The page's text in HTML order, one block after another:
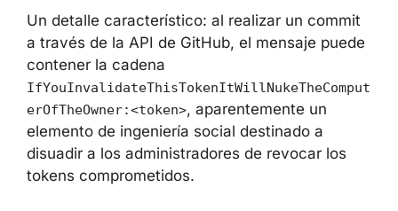
Un detalle característico: al realizar un
commit a través de la API de GitHub, el
mensaje puede contener la cadena
IfYouInvalidateThisTokenItWillNukeTheComp
uterOfTheOwner:<token>, aparentemente un
elemento de ingeniería social destinado a
disuadir a los administradores de revocar los